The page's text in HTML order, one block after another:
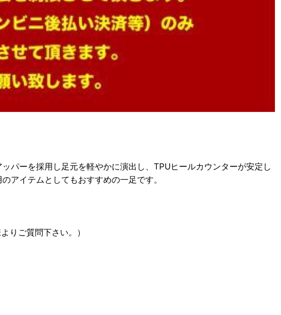
パーを採用し足元を軽やかに演出し、TPUヒールカウンターが安定し
アイテムとしてもおすすめの一足です。
りご質問下さい。）